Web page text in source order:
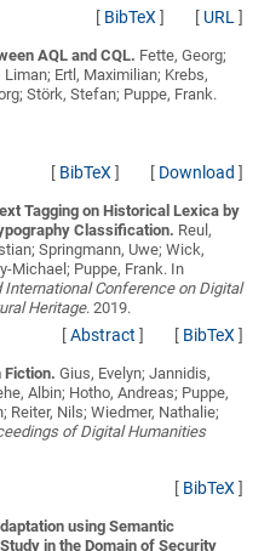
[ BibTeX ] [ URL ]
AQL and CQL. Fette, Georg;
Ertl, Maximilian; Krebs,
Störk, Stefan; Puppe, Frank.
[ BibTeX ] [ Download ]
Tagging on Historical Lexica by
Classification. Reul,
Springmann, Uwe; Wick,
Michael; Puppe, Frank. In
Conference on Digital
Heritage. 2019.
[Abstract ] [ BibTeX ]
Fiction. Gius, Evelyn; Jannidis,
Albin; Hotho, Andreas; Puppe,
Reiter, Nils; Wiedmer, Nathalie;
of Digital Humanities
[ BibTeX ]
using Semantic
in the Domain of Security